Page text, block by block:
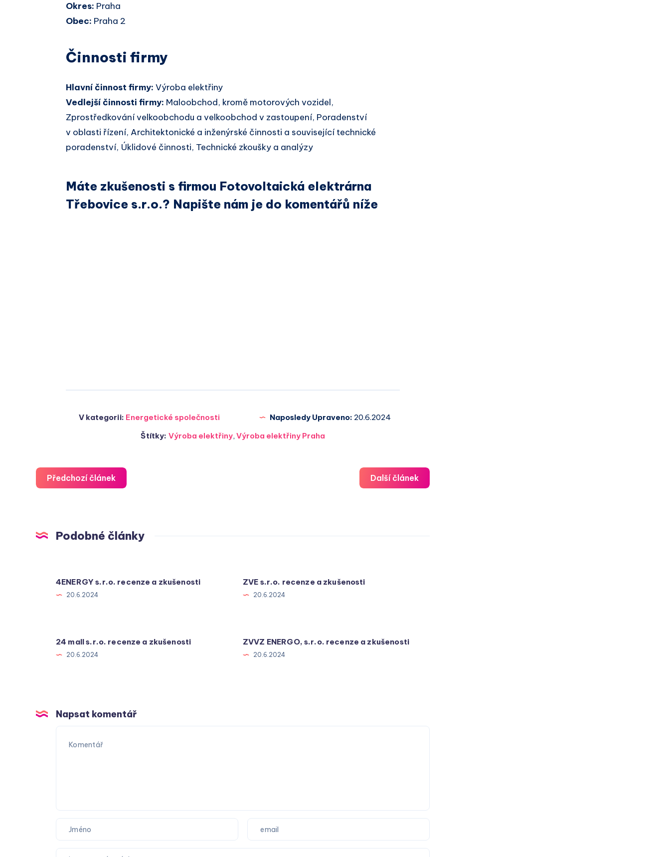
Okres: Praha
Obec: Praha 2
Činnosti firmy
Hlavní činnost firmy: Výroba elektřiny
Vedlejší činnosti firmy: Maloobchod, kromě motorových vozidel,
Zprostředkování velkoobchodu a velkoobchod v zastoupení, Poradenství
v oblasti řízení, Architektonické a inženýrské činnosti a související technické
poradenství, Úklidové činnosti, Technické zkoušky a analýzy
Máte zkušenosti s firmou Fotovoltaická elektrárna
Třebovice s.r.o.? Napište nám je do komentářů níže
V kategorii: Energetické společnosti Naposledy Upraveno: 20.6.2024
Štítky: Výroba elektřiny, Výroba elektřiny Praha
Předchozí článek Další článek
Podobné články
4ENERGY s.r.o. recenze a zkušenosti
20.6.2024
ZVE s.r.o. recenze a zkušenosti
20.6.2024
24 mall s.r.o. recenze a zkušenosti
20.6.2024
ZVVZ ENERGO, s.r.o. recenze a zkušenosti
20.6.2024
Napsat komentář